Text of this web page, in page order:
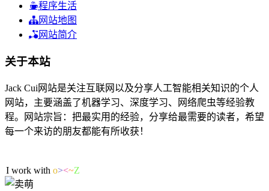
程序生活
网站地图
网站简介
关于本站
Jack Cui网站是关注互联网以及分享人工智能相关知识的个人
网站，主要涵盖了机器学习、深度学习、网络爬虫等经验教
程。网站宗旨：把最实用的经验，分享给最需要的读者，希望
每一个来访的朋友都能有所收获！
I work with ML/4sj